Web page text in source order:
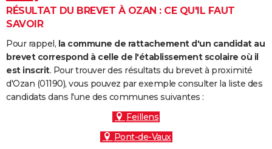
Dictionnaire
Biographies
Citations
Expressions
Proverbes
PROGRAMME TV
S'inscrire
Se connecter
Lycées
Collèges
Primaires
Universités
Entreprises
Service militaire
Avis de recherche
AVIS DE DÉCÈS
FORUM
RÉSULTAT DU BREVET À OZAN : CE QU'IL FAUT
SAVOIR
Pour rappel, la commune de rattachement d'un candidat au
brevet correspond à celle de l'établissement scolaire où il
est inscrit. Pour trouver des résultats du brevet à proximité
d'Ozan (01190), vous pouvez par exemple consulter la liste des
candidats dans l'une des communes suivantes :
Feillens
Pont-de-Vaux